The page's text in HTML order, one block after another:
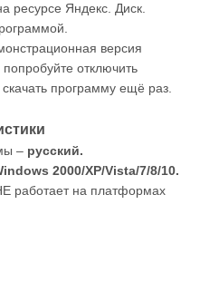
ресурсе Яндекс. Диск.
версия
отключить
программу ещё раз.
– русский.
2000/XP/Vista/7/8/10.
работает на платформах